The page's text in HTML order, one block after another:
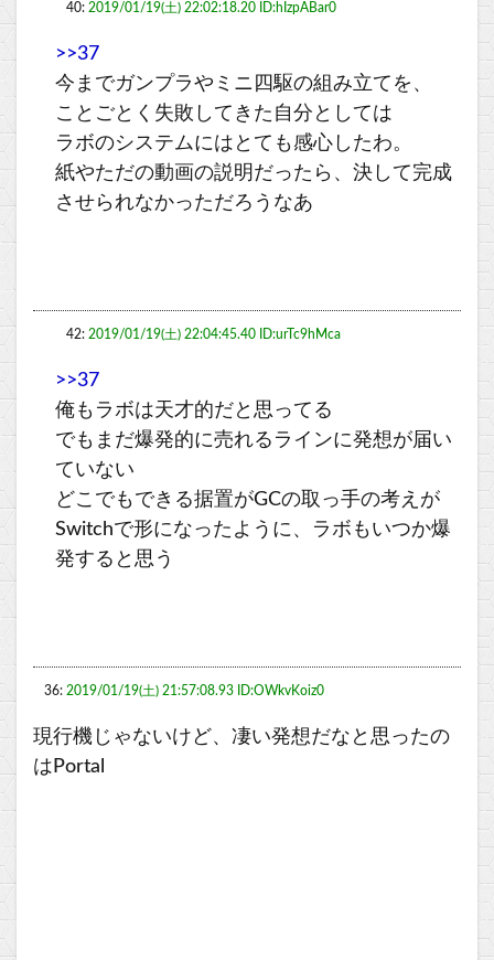
40: 2019/01/19(土) 22:02:18.20 ID:hIzpABar0
>>37
今までガンプラやミニ四駆の組み立てを、
ことごとく失敗してきた自分としては
ラボのシステムにはとても感心したわ。
紙やただの動画の説明だったら、決して完成
させられなかっただろうなあ
42: 2019/01/19(土) 22:04:45.40 ID:urTc9hMca
>>37
俺もラボは天才的だと思ってる
でもまだ爆発的に売れるラインに発想が届い
ていない
どこでもできる据置がGCの取っ手の考えが
Switchで形になったように、ラボもいつか爆
発すると思う
36: 2019/01/19(土) 21:57:08.93 ID:OWkvKoiz0
現行機じゃないけど、凄い発想だなと思ったの
はPortal